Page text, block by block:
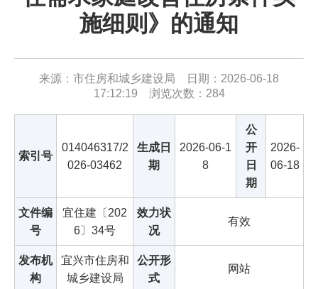
施细则》的通知
来源：市住房和城乡建设局 日期：2026-06-18
17:12:19 浏览次数： 284
索引号
014046317/2
026-03462
生成日
期
2026-06-1
8
公
开
日
期
2026-
06-18
文件编
号
宜住建〔202
6〕34号
效力状
况
有效
发布机
构
宜兴市住房和
城乡建设局
公开形
式
网站